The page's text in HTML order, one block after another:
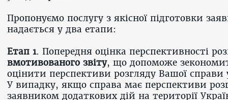
Пропонуємо послугу з якісної підготовки
надається у два етапи:
Етап 1. Попередня оцінка перспективності
вмотивованого звіту, що допоможе
оцінити перспективи розгляду Вашої
У випадку, якщо справа має перспективи
заявником додаткових дій на території